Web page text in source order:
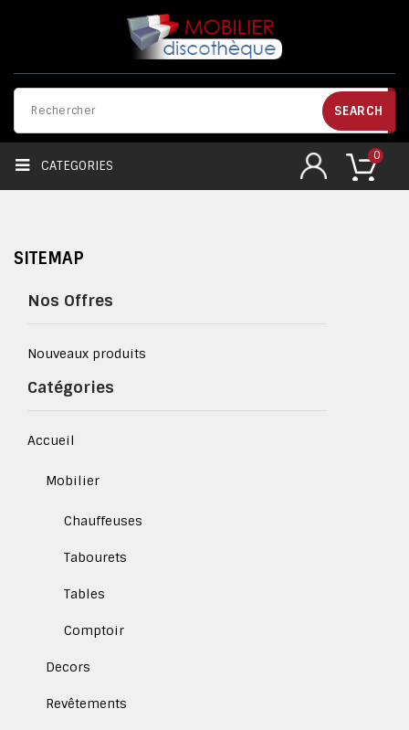
0
SEARCH
CATEGORIES
SITEMAP
Nos Offres
Nouveaux produits
Catégories
Accueil
Mobilier
Chauffeuses
Tabourets
Tables
Comptoir
Decors
Revêtements